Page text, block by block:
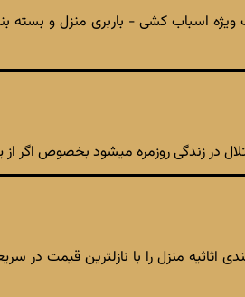
اسباب کشی - باربری منزل و بسته
در زندگی روزمره میشود بخصوص اگر
اثاثیه منزل را با نازلترین قیمت در